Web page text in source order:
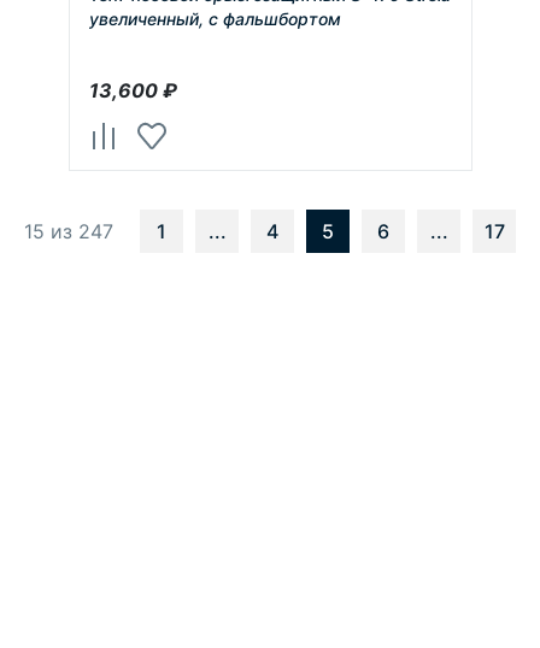
увеличенный, с фальшбортом
13,600₽
15 из 247 1 ... 4 5 6 ... 17